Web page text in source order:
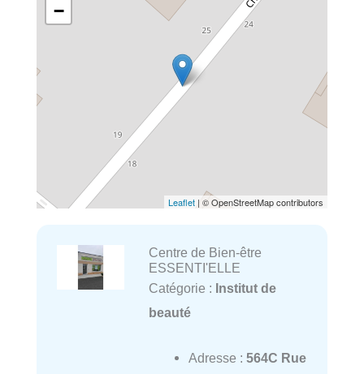
−
Leaflet | © OpenStreetMap contributors
Centre de Bien-être
ESSENTI'ELLE
Catégorie : Institut de
beauté
Adresse : 564C Rue